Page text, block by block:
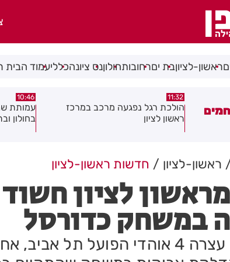
ראשון-לציוןבת יםרחובותחולוןנס ציונהכלליעמוד הבית
10:46
עמותת שניר חילקה ילקוטים לילדים
בחולון ובת ים
10:30
שוד
ראשון-לציון חדשות ראשון-לציון
לציון
במשחק כדורסל
המשטרה עצרה 4 אוהדי הפועל תל